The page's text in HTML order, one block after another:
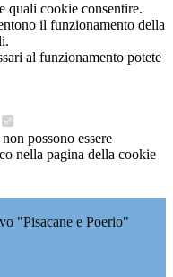
quali cookie consentire.
il funzionamento della
al funzionamento potete
possono essere
nella pagina della cookie
"Pisacane e Poerio"